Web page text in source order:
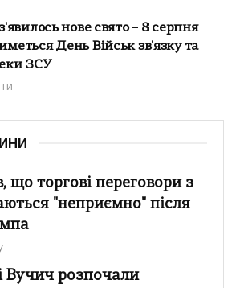
нове свято – 8 серпня
День Військ зв'язку та
ЗСУ
що торгові переговори з
"неприємно" після
Вучич розпочали